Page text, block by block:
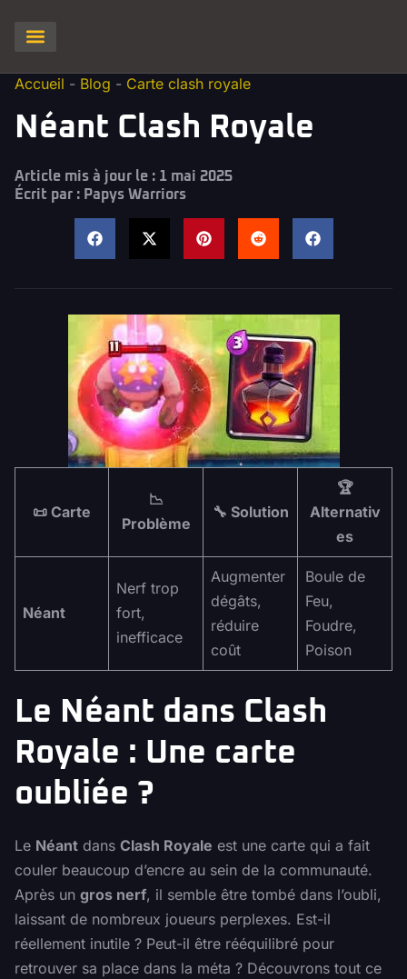
Accueil - Blog - Carte clash royale
Néant Clash Royale
Article mis à jour le : 1 mai 2025
Écrit par : Papys Warriors
📜 Carte
📉
Problème
🔧 Solution
🏆
Alternativ
es
Néant
Nerf trop
fort,
inefficace
Augmenter
dégâts,
réduire
coût
Boule de
Feu,
Foudre,
Poison
Le Néant dans Clash
Royale : Une carte
oubliée ?
Le Néant dans Clash Royale est une carte qui a fait
couler beaucoup d’encre au sein de la communauté.
Après un gros nerf, il semble être tombé dans l’oubli,
laissant de nombreux joueurs perplexes. Est-il
réellement inutile ? Peut-il être rééquilibré pour
retrouver sa place dans la méta ? Découvrons tout ce